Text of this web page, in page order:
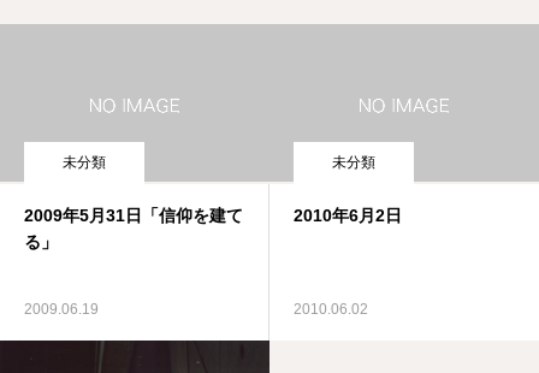
未分類
2009年5月31日「信仰を建て
る」
2009.06.19
未分類
2010年6月2日
2010.06.02